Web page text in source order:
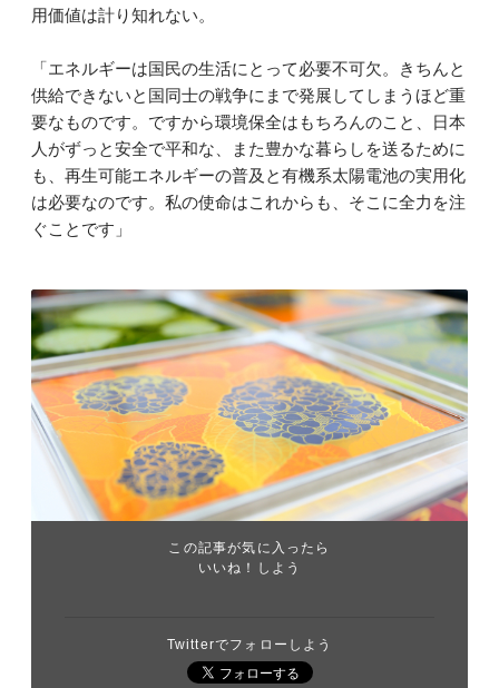
用価値は計り知れない。
「エネルギーは国民の生活にとって必要不可欠。きちんと
供給できないと国同士の戦争にまで発展してしまうほど重
要なものです。ですから環境保全はもちろんのこと、日本
人がずっと安全で平和な、また豊かな暮らしを送るために
も、再生可能エネルギーの普及と有機系太陽電池の実用化
は必要なのです。私の使命はこれからも、そこに全力を注
ぐことです」
この記事が気に入ったら
いいね！しよう
Twitterでフォローしよう